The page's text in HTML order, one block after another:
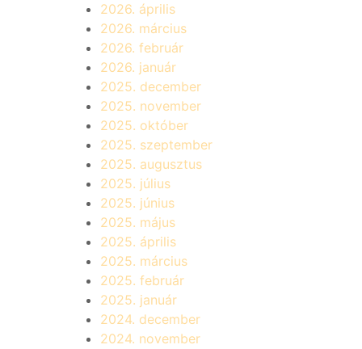
2026. április
2026. március
2026. február
2026. január
2025. december
2025. november
2025. október
2025. szeptember
2025. augusztus
2025. július
2025. június
2025. május
2025. április
2025. március
2025. február
2025. január
2024. december
2024. november